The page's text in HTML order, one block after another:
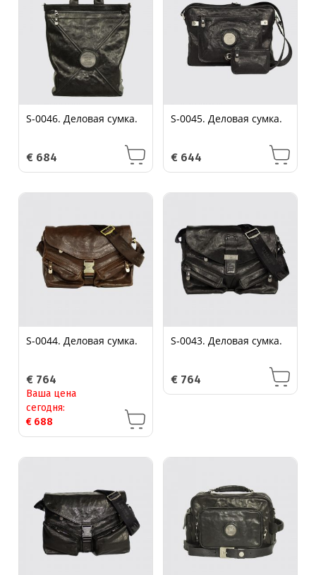
S-0046. Деловая сумка.
€ 684
S-0045. Деловая сумка.
€ 644
S-0044. Деловая сумка.
€ 764
Ваша цена
сегодня:
€ 688
S-0043. Деловая сумка.
€ 764